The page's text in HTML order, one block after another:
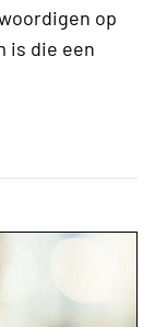
op
is die een